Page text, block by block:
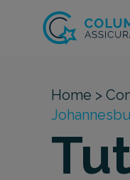
Home >